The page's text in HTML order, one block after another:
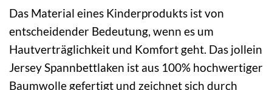
Das Material eines Kinderprodukts ist von
entscheidender Bedeutung, wenn es um
Hautverträglichkeit und Komfort geht. Das jollein
Jersey Spannbettlaken ist aus 100% hochwertiger
Baumwolle gefertigt und zeichnet sich durch